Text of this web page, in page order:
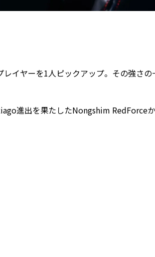
イヤーを1人ピックアップ。その強さの
進出を果たしたNongshim RedForce